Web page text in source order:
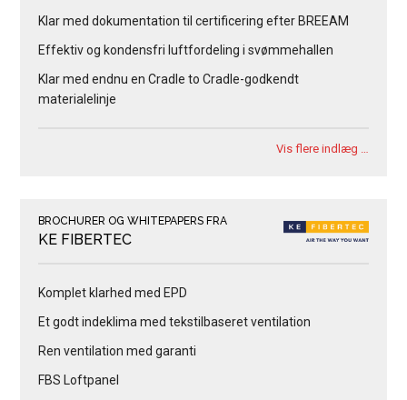
Klar med dokumentation til certificering efter BREEAM
Effektiv og kondensfri luftfordeling i svømmehallen
Klar med endnu en Cradle to Cradle-godkendt
materialelinje
Vis flere indlæg …
BROCHURER OG WHITEPAPERS FRA
KE FIBERTEC
Komplet klarhed med EPD
Et godt indeklima med tekstilbaseret ventilation
Ren ventilation med garanti
FBS Loftpanel